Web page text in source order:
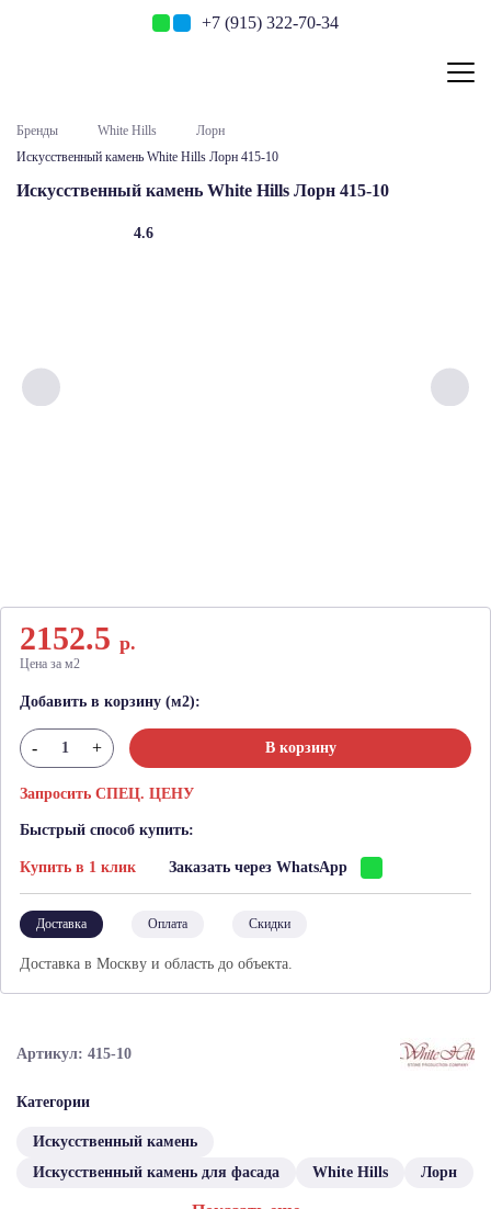
+7 (915) 322-70-34
Бренды White Hills
Лорн
Искусственный камень White Hills Лорн 415-10
Искусственный камень White Hills Лорн 415-10
4.6
Артикул: 415-10
Категории
Искусственный камень
Искусственный камень для фасада
White Hills Лорн
2152.5 р.
Цена за м2
Добавить в корзину (м2):
- + В корзину
Запросить СПЕЦ. ЦЕНУ
Быстрый способ купить:
Купить в 1 клик Заказать через WhatsApp
Доставка Оплата Скидки
Доставка в Москву и область до объекта.